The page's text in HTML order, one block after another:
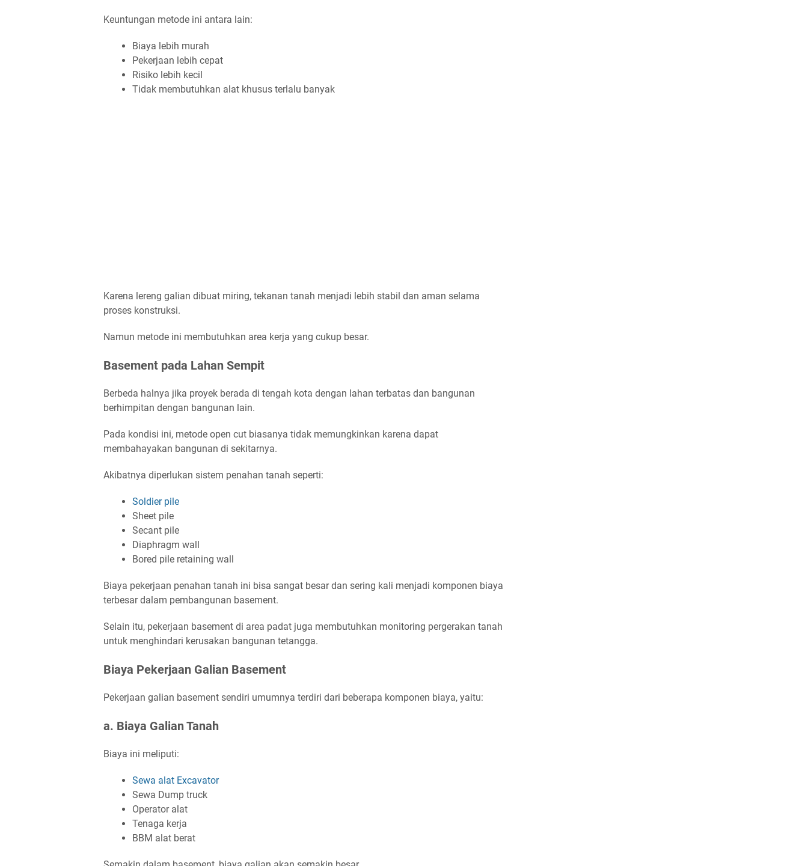
Keuntungan metode ini antara lain:
Biaya lebih murah
Pekerjaan lebih cepat
Risiko lebih kecil
Tidak membutuhkan alat khusus terlalu banyak
Karena lereng galian dibuat miring, tekanan tanah menjadi lebih stabil dan aman selama
proses konstruksi.
Namun metode ini membutuhkan area kerja yang cukup besar.
Basement pada Lahan Sempit
Berbeda halnya jika proyek berada di tengah kota dengan lahan terbatas dan bangunan
berhimpitan dengan bangunan lain.
Pada kondisi ini, metode open cut biasanya tidak memungkinkan karena dapat
membahayakan bangunan di sekitarnya.
Akibatnya diperlukan sistem penahan tanah seperti:
Soldier pile
Sheet pile
Secant pile
Diaphragm wall
Bored pile retaining wall
Biaya pekerjaan penahan tanah ini bisa sangat besar dan sering kali menjadi komponen biaya
terbesar dalam pembangunan basement.
Selain itu, pekerjaan basement di area padat juga membutuhkan monitoring pergerakan tanah
untuk menghindari kerusakan bangunan tetangga.
Biaya Pekerjaan Galian Basement
Pekerjaan galian basement sendiri umumnya terdiri dari beberapa komponen biaya, yaitu:
a. Biaya Galian Tanah
Biaya ini meliputi:
Sewa alat Excavator
Sewa Dump truck
Operator alat
Tenaga kerja
BBM alat berat